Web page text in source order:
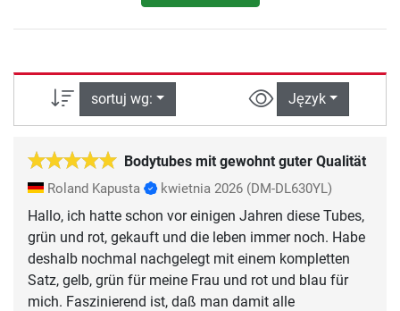
sortuj wg: Język
Bodytubes mit gewohnt guter Qualität
Roland Kapusta kwietnia 2026 (DM-DL630YL)
Hallo, ich hatte schon vor einigen Jahren diese Tubes,
grün und rot, gekauft und die leben immer noch. Habe
deshalb nochmal nachgelegt mit einem kompletten
Satz, gelb, grün für meine Frau und rot und blau für
mich. Faszinierend ist, daß man damit alle